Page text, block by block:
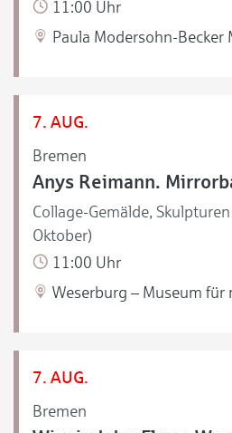
11:00 Uhr
Paula Modersohn-Becker
7. AUG.
Bremen
Anys Reimann.
Collage-Gemälde,
Oktober)
11:00 Uhr
Weserburg – Museum für
7. AUG.
Bremen